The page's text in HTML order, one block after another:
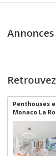
Penthouses
Monaco La
Roman